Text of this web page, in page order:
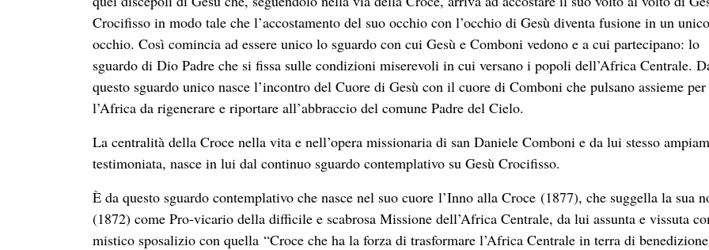
Crocifisso in modo tale che l’accostamento del suo occhio con l’occhio di Gesù diventa fusione in un unico
occhio. Così comincia ad essere unico lo sguardo con cui Gesù e Comboni vedono e a cui partecipano: lo
sguardo di Dio Padre che si fissa sulle condizioni miserevoli in cui versano i popoli dell’Africa Centrale.
questo sguardo unico nasce l’incontro del Cuore di Gesù con il cuore di Comboni che pulsano assieme per
l’Africa da rigenerare e riportare all’abbraccio del comune Padre del Cielo.
La centralità della Croce nella vita e nell’opera missionaria di san Daniele Comboni e da lui stesso
testimoniata, nasce in lui dal continuo sguardo contemplativo su Gesù Crocifisso.
È da questo sguardo contemplativo che nasce nel suo cuore l’Inno alla Croce (1877), che suggella la sua
(1872) come Pro-vicario della difficile e scabrosa Missione dell’Africa Centrale, da lui assunta e vissuta
mistico sposalizio con quella “Croce che ha la forza di trasformare l’Africa Centrale in terra di